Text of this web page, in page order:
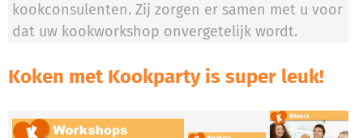
kookconsulenten. Zij zorgen er samen met u voor
dat uw kookworkshop onvergetelijk wordt.
Koken met Kookparty is super leuk!